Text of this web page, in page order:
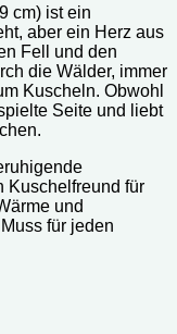
cm) ist ein
aber ein Herz aus
Fell und den
die Wälder, immer
Kuscheln. Obwohl
Seite und liebt
Kuschelfreund für
und
für jeden